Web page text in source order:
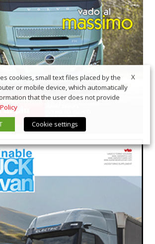
X
cookies, small text files placed by the
or mobile device, which automatically
that the user does not provide
Cookie settings